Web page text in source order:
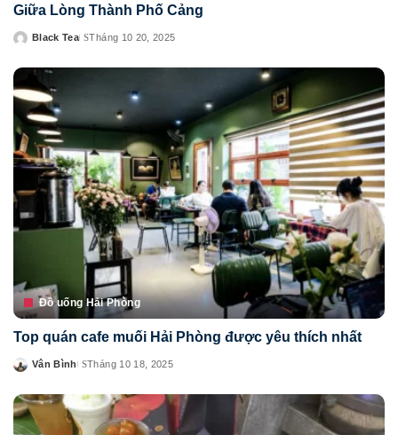
Giữa Lòng Thành Phố Cảng
Posted
Black Tea Tháng 10 20, 2025
Đồ uống Hải Phòng
Top quán cafe muối Hải Phòng được yêu thích nhất
Posted
Vân Bình Tháng 10 18, 2025